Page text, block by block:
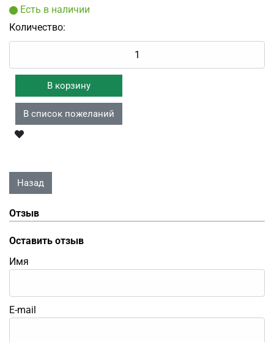
Есть в наличии
Количество:
Отзыв
Оставить отзыв
Имя
E-mail